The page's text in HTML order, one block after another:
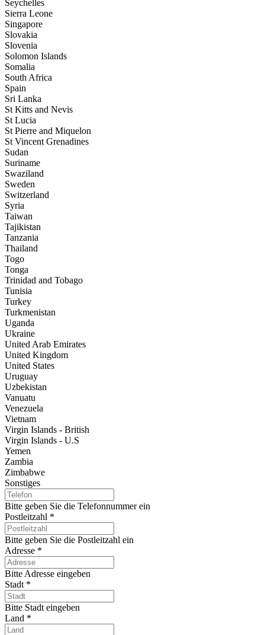
Seychelles
Sierra Leone
Singapore
Slovakia
Slovenia
Solomon Islands
Somalia
South Africa
Spain
Sri Lanka
St Kitts and Nevis
St Lucia
St Pierre and Miquelon
St Vincent Grenadines
Sudan
Suriname
Swaziland
Sweden
Switzerland
Syria
Taiwan
Tajikistan
Tanzania
Thailand
Togo
Tonga
Trinidad and Tobago
Tunisia
Turkey
Turkmenistan
Uganda
Ukraine
United Arab Emirates
United Kingdom
United States
Uruguay
Uzbekistan
Vanuatu
Venezuela
Vietnam
Virgin Islands - British
Virgin Islands - U.S
Yemen
Zambia
Zimbabwe
Sonstiges
Bitte geben Sie die Telefonnummer ein
Postleitzahl *
Bitte geben Sie die Postleitzahl ein
Adresse *
Bitte Adresse eingeben
Stadt *
Bitte Stadt eingeben
Land *